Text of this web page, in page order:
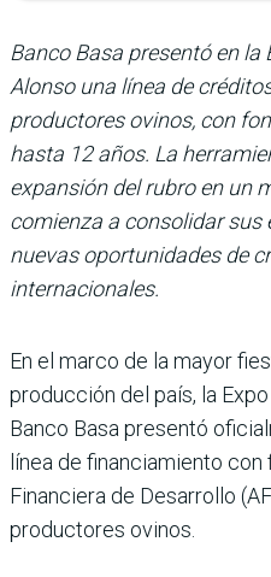
Banco Basa presentó en la
Alonso una línea de
productores ovinos, con
hasta 12 años. La
expansión del rubro en un
comienza a consolidar sus
nuevas oportunidades de
internacionales.
En el marco de la mayor
producción del país, la
Banco Basa presentó
línea de financiamiento
Financiera de Desarrollo
productores ovinos.